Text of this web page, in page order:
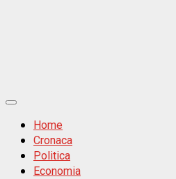
Primäres
MenüHome
Cronaca
Politica
Economia